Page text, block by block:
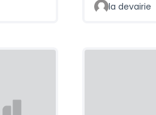
la devairie